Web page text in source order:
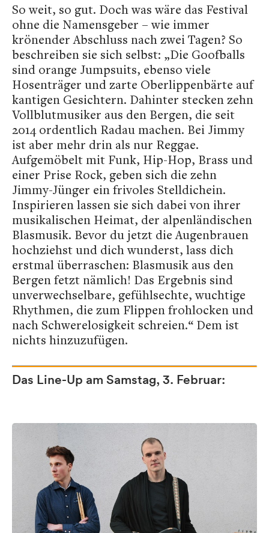
So weit, so gut. Doch was wäre das Festival
ohne die Namensgeber – wie immer
krönender Abschluss nach zwei Tagen? So
beschreiben sie sich selbst: „Die Goofballs
sind orange Jumpsuits, ebenso viele
Hosenträger und zarte Oberlippenbärte auf
kantigen Gesichtern. Dahinter stecken zehn
Vollblutmusiker aus den Bergen, die seit
2014 ordentlich Radau machen. Bei Jimmy
ist aber mehr drin als nur Reggae.
Aufgemöbelt mit Funk, Hip-Hop, Brass und
einer Prise Rock, geben sich die zehn
Jimmy-Jünger ein frivoles Stelldichein.
Inspirieren lassen sie sich dabei von ihrer
musikalischen Heimat, der alpenländischen
Blasmusik. Bevor du jetzt die Augenbrauen
hochziehst und dich wunderst, lass dich
erstmal überraschen: Blasmusik aus den
Bergen fetzt nämlich! Das Ergebnis sind
unverwechselbare, gefühlsechte, wuchtige
Rhythmen, die zum Flippen frohlocken und
nach Schwerelosigkeit schreien.“ Dem ist
nichts hinzuzufügen.
Das Line-Up am Samstag, 3. Februar: